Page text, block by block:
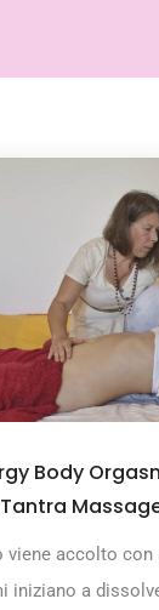
Body
viene accolto con
iniziano a